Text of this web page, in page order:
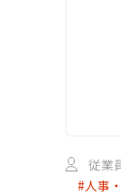
従業
#人事